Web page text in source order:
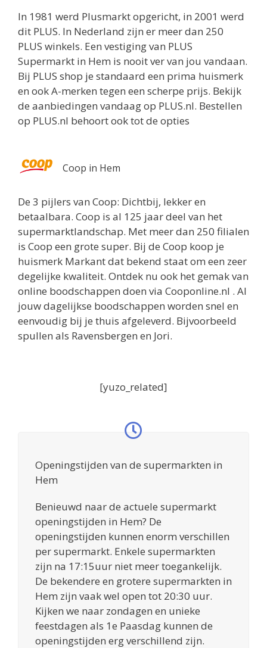
In 1981 werd Plusmarkt opgericht, in 2001 werd
dit PLUS. In Nederland zijn er meer dan 250
PLUS winkels. Een vestiging van PLUS
Supermarkt in Hem is nooit ver van jou vandaan.
Bij PLUS shop je standaard een prima huismerk
en ook A-merken tegen een scherpe prijs. Bekijk
de aanbiedingen vandaag op PLUS.nl. Bestellen
op PLUS.nl behoort ook tot de opties
Coop in Hem
De 3 pijlers van Coop: Dichtbij, lekker en
betaalbara. Coop is al 125 jaar deel van het
supermarktlandschap. Met meer dan 250 filialen
is Coop een grote super. Bij de Coop koop je
huismerk Markant dat bekend staat om een zeer
degelijke kwaliteit. Ontdek nu ook het gemak van
online boodschappen doen via Cooponline.nl . Al
jouw dagelijkse boodschappen worden snel en
eenvoudig bij je thuis afgeleverd. Bijvoorbeeld
spullen als Ravensbergen en Jori.
[yuzo_related]
Openingstijden van de supermarkten in
Hem
Benieuwd naar de actuele supermarkt
openingstijden in Hem? De
openingstijden kunnen enorm verschillen
per supermarkt. Enkele supermarkten
zijn na 17:15uur niet meer toegankelijk.
De bekendere en grotere supermarkten in
Hem zijn vaak wel open tot 20:30 uur.
Kijken we naar zondagen en unieke
feestdagen als 1e Paasdag kunnen de
openingstijden erg verschillend zijn.